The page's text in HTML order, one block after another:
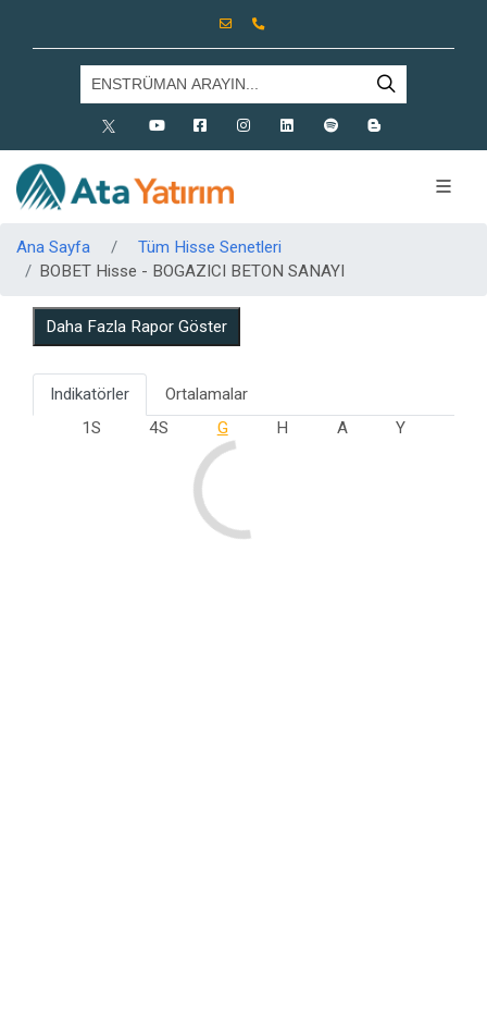
X Youtube FacebookInstagramLinkedinSpotify
Ana Sayfa
Tüm Hisse Senetleri
BOBET Hisse - BOGAZICI BETON SANAYI
Daha Fazla Rapor Göster
Indikatörler
Ortalamalar
1S
4S G H A Y